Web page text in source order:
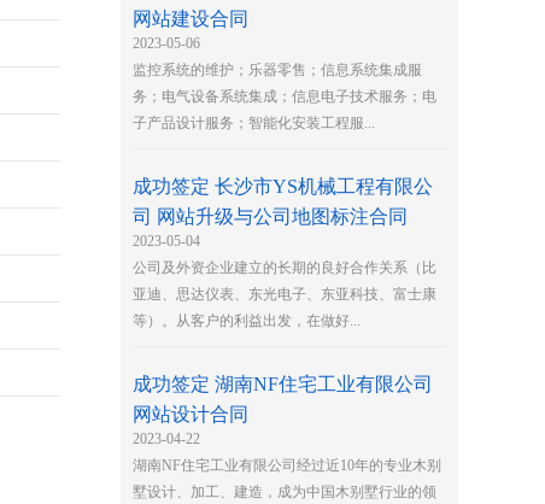
网站建设合同
2023-05-06
监控系统的维护；乐器零售；信息系统集成服
务；电气设备系统集成；信息电子技术服务；电
子产品设计服务；智能化安装工程服...
成功签定 长沙市YS机械工程有限公
司 网站升级与公司地图标注合同
2023-05-04
公司及外资企业建立的长期的良好合作关系（比
亚迪、思达仪表、东光电子、东亚科技、富士康
等）。从客户的利益出发，在做好...
成功签定 湖南NF住宅工业有限公司
网站设计合同
2023-04-22
湖南NF住宅工业有限公司经过近10年的专业木别
墅设计、加工、建造，成为中国木别墅行业的领